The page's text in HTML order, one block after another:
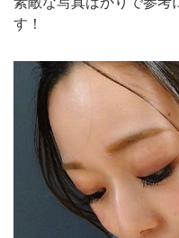
す！